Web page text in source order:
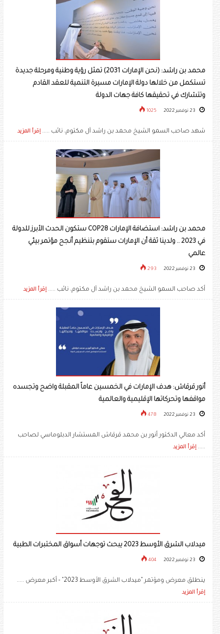
محمد بن راشد: (نحن الإمارات 2031) تمثل رؤية وطنية ومرحلة جديدة
تستكمل من خلالها دولة الإمارات مسيرة التنمية للعقد القادم
وتتشارك في تحقيقها كافة جهات الدولة
1025
شهد صاحب السمو الشيخ محمد بن راشد آل مكتوم، نائب ..... إقرأ المزيد
محمد بن راشد: استضافة الإمارات COP28 ستكون الحدث الأبرز للدولة
في 2023 .. ولدينا ثقة أن الإمارات ستقوم بتنظيم أنجح مؤتمر بيئي
عالمي
293
أكد صاحب السمو الشيخ محمد بن راشد آل مكتوم، نائب ..... إقرأ المزيد
أنور قرقاش: هدف الإمارات في الخمسين عاماً المقبلة واضح وتجسده
مواقفها وتحركاتها الإقليمية والعالمية
478
أكد معالي الدكتور أنور بن محمد قرقاش المستشار الدبلوماسي لصاحب
..... إقرأ المزيد
ميدلاب الشرق الأوسط 2023 يبحث توجهات أسواق المختبرات الطبية
404
ينطلق معرض ومؤتمر "ميدلاب الشرق الأوسط 2023" - أكبر معرض .....
إقرأ المزيد